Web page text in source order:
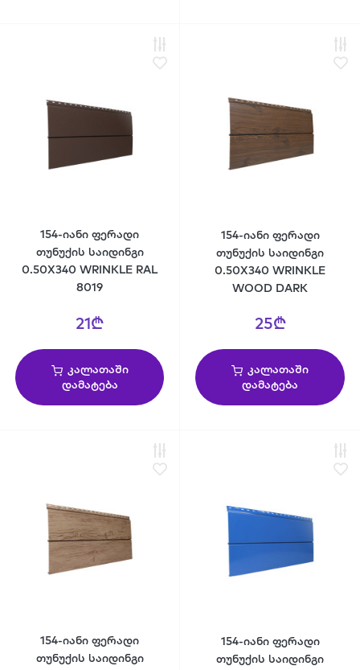
154-იანი ფერადი
თუნუქის საიდინგი
0.50X340 WRINKLE RAL
8019
21₾
კალათაში
დამატება
154-იანი ფერადი
თუნუქის საიდინგი
0.50X340 WRINKLE
WOOD DARK
25₾
კალათაში
დამატება
154-იანი ფერადი
თუნუქის საიდინგი
154-იანი ფერადი
თუნუქის საიდინგი